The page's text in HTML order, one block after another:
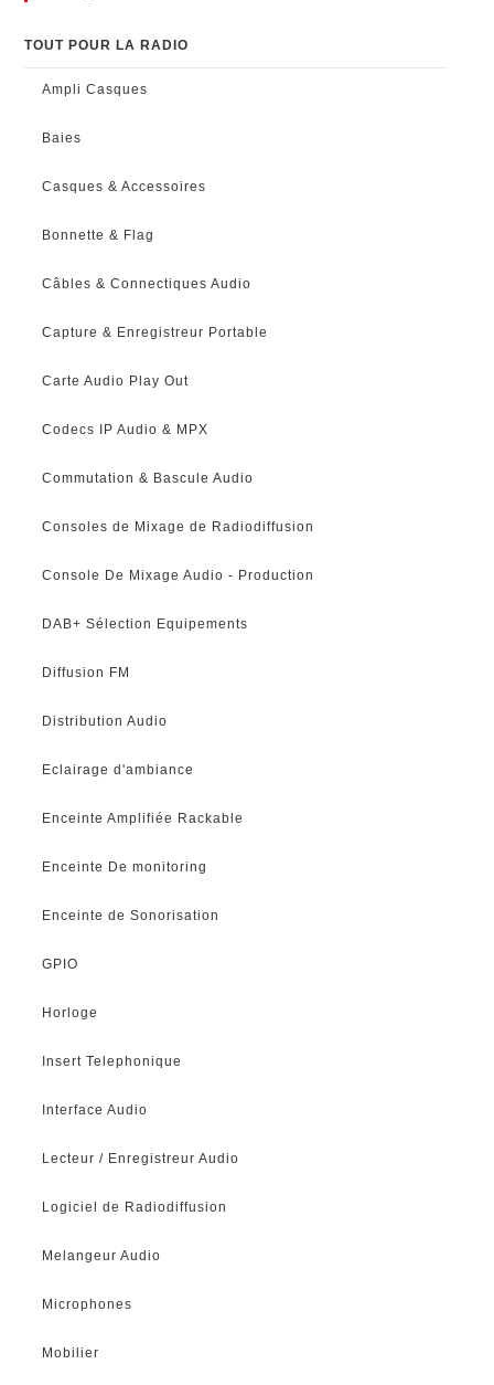
TOUT POUR LA RADIO
Ampli Casques
Baies
Casques & Accessoires
Bonnette & Flag
Câbles & Connectiques Audio
Capture & Enregistreur Portable
Carte Audio Play Out
Codecs IP Audio & MPX
Commutation & Bascule Audio
Consoles de Mixage de Radiodiffusion
Console De Mixage Audio - Production
DAB+ Sélection Equipements
Diffusion FM
Distribution Audio
Eclairage d'ambiance
Enceinte Amplifiée Rackable
Enceinte De monitoring
Enceinte de Sonorisation
GPIO
Horloge
Insert Telephonique
Interface Audio
Lecteur / Enregistreur Audio
Logiciel de Radiodiffusion
Melangeur Audio
Microphones
Mobilier